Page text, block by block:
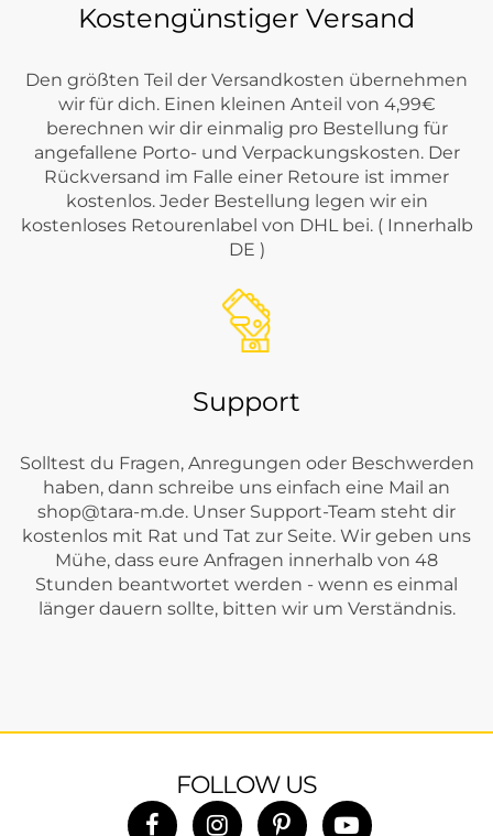
Kostengünstiger Versand
Den größten Teil der Versandkosten übernehmen
wir für dich. Einen kleinen Anteil von 4,99€
berechnen wir dir einmalig pro Bestellung für
angefallene Porto- und Verpackungskosten. Der
Rückversand im Falle einer Retoure ist immer
kostenlos. Jeder Bestellung legen wir ein
kostenloses Retourenlabel von DHL bei. ( Innerhalb
DE )
Support
Solltest du Fragen, Anregungen oder Beschwerden
haben, dann schreibe uns einfach eine Mail an
shop@tara-m.de. Unser Support-Team steht dir
kostenlos mit Rat und Tat zur Seite. Wir geben uns
Mühe, dass eure Anfragen innerhalb von 48
Stunden beantwortet werden - wenn es einmal
länger dauern sollte, bitten wir um Verständnis.
FOLLOW US